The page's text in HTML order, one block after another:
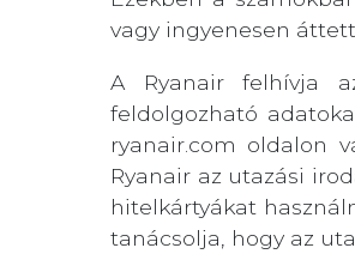
vagy ingyenesen
A Ryanair felhívja
feldolgozható
ryanair.com oldalon
Ryanair az utazási
hitelkártyákat
tanácsolja, hogy az